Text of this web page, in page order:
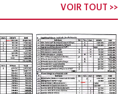
VOIR TOUT >>